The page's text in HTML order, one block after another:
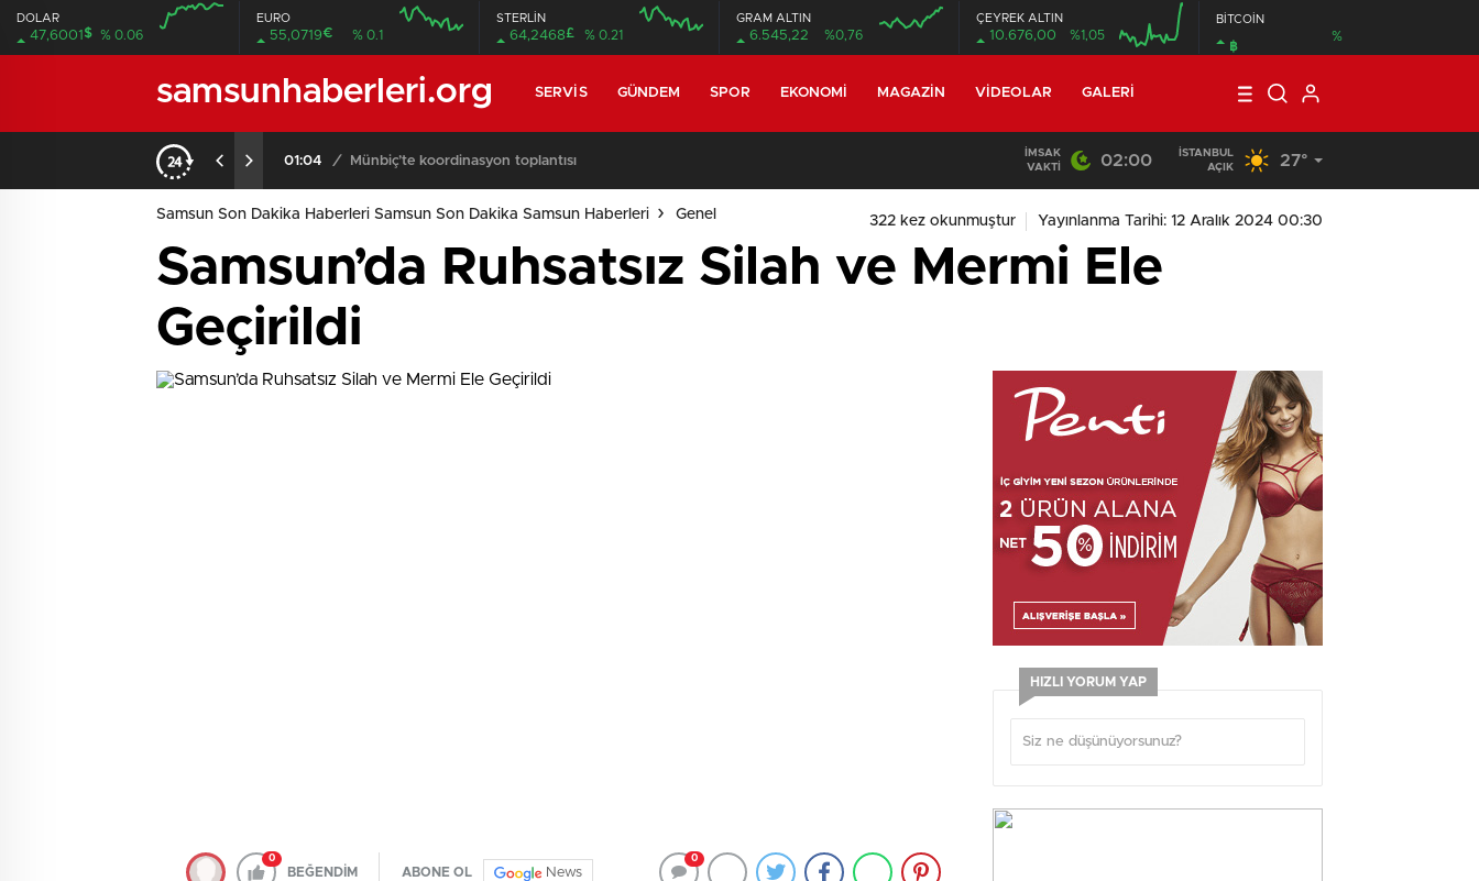
DOLAR
47,6001 $ % 0.06
EURO
55,0719€ % 0.1
STERLİN
64,2468£ % 0.21
GRAM ALTIN
6.545,22 %0,76
ÇEYREK ALTIN
10.676,00 %1,05
BİTCOİN
฿
%
samsunhaberleri.org SERVIS GÜNDEM SPOR EKONOMI MAGAZIN VIDEOLAR GALERI
01:04 / Münbiç’te koordinasyon toplantısı 01:04 / Dünya genç milyarderi konuşuyor
İMSAK
VAKTI
02:00
İSTANBUL
AÇIK
27°
Samsun Son Dakika Haberleri Samsun Son Dakika Samsun Haberleri Genel 322 kez okunmuştur Yayınlanma Tarihi: 12 Aralık 2024 00:30
Samsun’da Ruhsatsız Silah ve Mermi Ele
Geçirildi
0
BEĞENDİM ABONE OL News
0
HIZLI YORUM YAP